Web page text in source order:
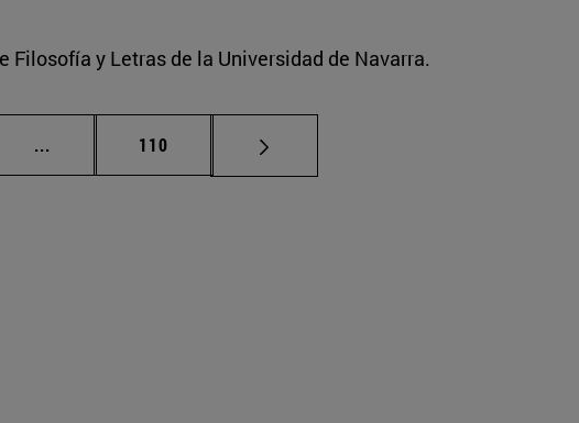
y Letras de la Universidad de Navarra.
... Páginas intermedias Use TAB para desplazarse.
Página
110